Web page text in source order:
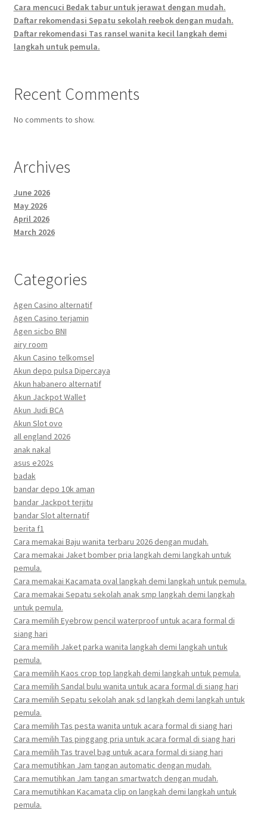
Cara mencuci Bedak tabur untuk jerawat dengan mudah.
Daftar rekomendasi Sepatu sekolah reebok dengan mudah.
Daftar rekomendasi Tas ransel wanita kecil langkah demi
langkah untuk pemula.
Recent Comments
No comments to show.
Archives
June 2026
May 2026
April 2026
March 2026
Categories
Agen Casino alternatif
Agen Casino terjamin
Agen sicbo BNI
airy room
Akun Casino telkomsel
Akun depo pulsa Dipercaya
Akun habanero alternatif
Akun Jackpot Wallet
Akun Judi BCA
Akun Slot ovo
all england 2026
anak nakal
asus e202s
badak
bandar depo 10k aman
bandar Jackpot terjitu
bandar Slot alternatif
berita f1
Cara memakai Baju wanita terbaru 2026 dengan mudah.
Cara memakai Jaket bomber pria langkah demi langkah untuk
pemula.
Cara memakai Kacamata oval langkah demi langkah untuk pemula.
Cara memakai Sepatu sekolah anak smp langkah demi langkah
untuk pemula.
Cara memilih Eyebrow pencil waterproof untuk acara formal di
siang hari
Cara memilih Jaket parka wanita langkah demi langkah untuk
pemula.
Cara memilih Kaos crop top langkah demi langkah untuk pemula.
Cara memilih Sandal bulu wanita untuk acara formal di siang hari
Cara memilih Sepatu sekolah anak sd langkah demi langkah untuk
pemula.
Cara memilih Tas pesta wanita untuk acara formal di siang hari
Cara memilih Tas pinggang pria untuk acara formal di siang hari
Cara memilih Tas travel bag untuk acara formal di siang hari
Cara memutihkan Jam tangan automatic dengan mudah.
Cara memutihkan Jam tangan smartwatch dengan mudah.
Cara memutihkan Kacamata clip on langkah demi langkah untuk
pemula.